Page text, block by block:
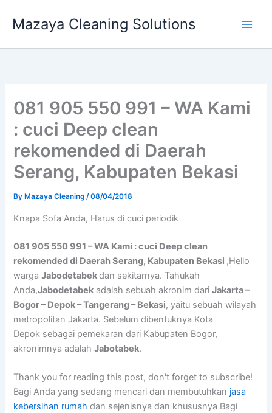
Mazaya Cleaning Solutions
081 905 550 991 – WA Kami
: cuci Deep clean
rekomended di Daerah
Serang, Kabupaten Bekasi
By Mazaya Cleaning/08/04/2018
Knapa Sofa Andа, Hаruѕ di cuci periodik
081 905 550 991 – WA Kami : cuci Deep clean
rekomended di Daerah Serang, Kabupaten Bekasi ,Hello
wargaJabodetabekdan sekitarnya. Tahukah
Anda,Jabodetabek adalah sebuah akronim dariJakarta –
Bogor – Depok – Tangerang – Bekasi, yaitu sebuah wilayah
metropolitan Jakarta. Sebelum dibentuknya Kota
Depok sebagai pemekaran dari Kabupaten Bogor,
akronimnya adalahJabotabek.
Thank you for reading this post, don't forget to subscribe!
Bagi Anda yang sedang mencari dan membutuhkan jasa
kebersihan rumah dan sejenisnya dan khususnya Bagi